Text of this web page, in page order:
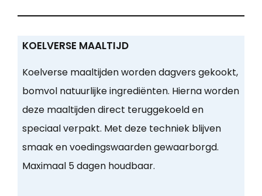
KOELVERSE MAALTIJD
Koelverse maaltijden worden dagvers gekookt,
bomvol natuurlijke ingrediënten. Hierna worden
deze maaltijden direct teruggekoeld en
speciaal verpakt. Met deze techniek blijven
smaak en voedingswaarden gewaarborgd.
Maximaal 5 dagen houdbaar.